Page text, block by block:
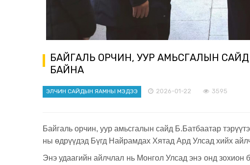
БАЙГАЛЬ ОРЧИН, УУР АМЬСГАЛЫН
БАЙНА
ЭЛЧИН САЙДЫН ЯАМНЫ МЭДЭЭ 2026-01-22 3595
Байгаль орчин, уур амьсгалын сайд Б.Батбаатар
ны өдрүүдэд Бүгд Найрамдах Хятад Ард Улсад хийх
Энэ удаагийн айлчлал нь Монгол Улсад энэ онд зохион